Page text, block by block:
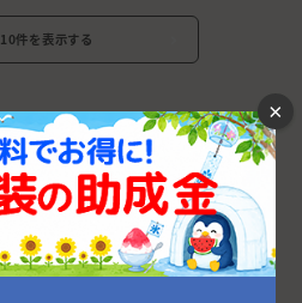
件を表示する
から外壁塗装業者を探す
阪市 枚方市
豊中市
八尾市 寝屋川市
×